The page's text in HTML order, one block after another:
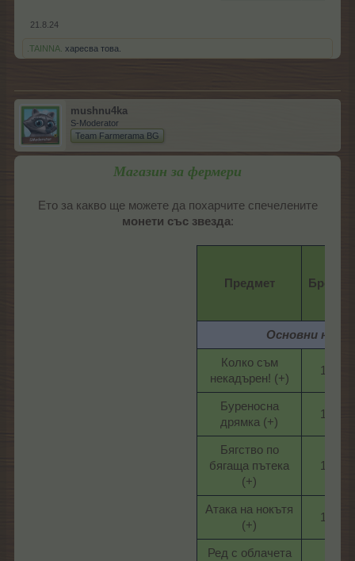
21.8.24
.TAINNA. харесва това.
mushnu4ka
S-Moderator
Team Farmerama BG
Магазин за фермери
Ето за какво ще можете да похарчите спечелените
монети със звезда:​
Предмет Брой
Основни
Колко съм
некадърен! (+)​
1​
Буреносна
дрямка (+)​
1​
Бягство по
бягаща пътека
(+)​
1​
Атака на нокътя
(+)​
1​
Ред с облачета